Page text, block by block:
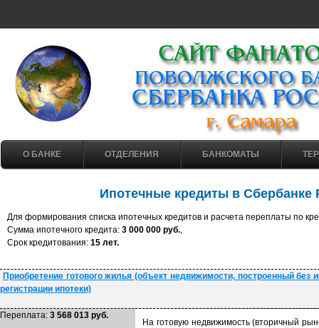
О БАНКЕ ОТДЕЛЕНИЯ БАНКОМАТЫ
Ипотечные кредиты в Сбербанке
Для формирования списка ипотечных кредитов и расчета переплаты по
Cумма ипотечного кредита: 3 000 000 руб.,
Cрок кредитования: 15 лет.
Приобретение готового жилья (объект недвижимости, построенный без
регистрации ипотеки)
Переплата: 3 568 013 руб.
На готовую недвижимость (вторичный